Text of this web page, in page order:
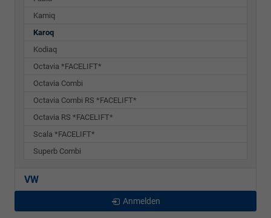
Kamiq
Karoq
Kodiaq
Octavia *FACELIFT*
Octavia Combi
Octavia Combi RS *FACELIFT*
Octavia RS *FACELIFT*
Scala *FACELIFT*
Superb Combi
VW
Anmelden